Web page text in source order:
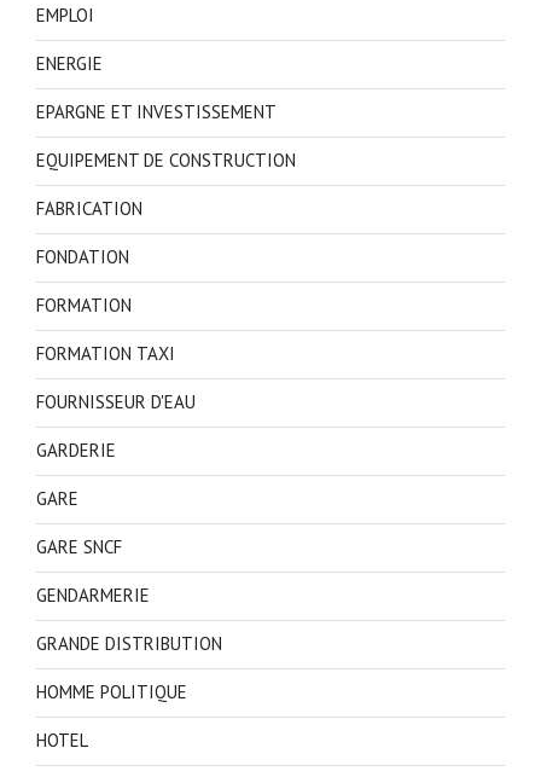
EMPLOI
ENERGIE
EPARGNE ET INVESTISSEMENT
EQUIPEMENT DE CONSTRUCTION
FABRICATION
FONDATION
FORMATION
FORMATION TAXI
FOURNISSEUR D'EAU
GARDERIE
GARE
GARE SNCF
GENDARMERIE
GRANDE DISTRIBUTION
HOMME POLITIQUE
HOTEL